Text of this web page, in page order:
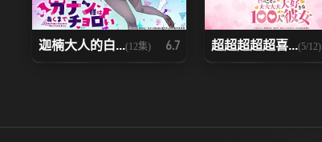
迦楠大人的白...(12集) 6.7 超超超超超喜...(5/12)